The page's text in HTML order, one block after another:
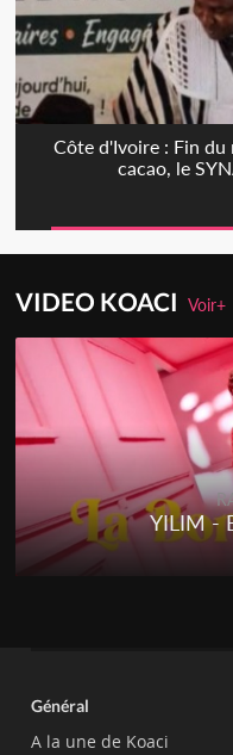
Côte d'Ivoire : Fin
cacao, le
VIDEO KOACIVoir+
YILIM -
Général
A la une de Koaci